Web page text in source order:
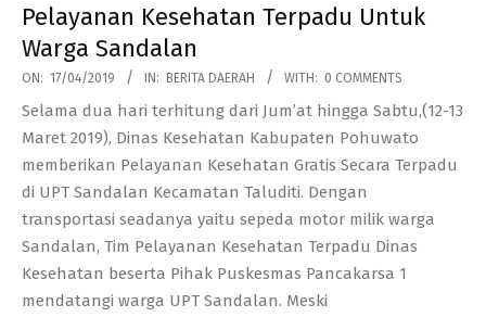
Pelayanan Kesehatan Terpadu Untuk
Warga Sandalan
2019-
04-
17
ON: 17/04/2019 IN: BERITA DAERAH WITH: 0 COMMENTS
Selama dua hari terhitung dari Jum’at hingga Sabtu,(12-13
Maret 2019), Dinas Kesehatan Kabupaten Pohuwato
memberikan Pelayanan Kesehatan Gratis Secara Terpadu
di UPT Sandalan Kecamatan Taluditi. Dengan
transportasi seadanya yaitu sepeda motor milik warga
Sandalan, Tim Pelayanan Kesehatan Terpadu Dinas
Kesehatan beserta Pihak Puskesmas Pancakarsa 1
mendatangi warga UPT Sandalan. Meski